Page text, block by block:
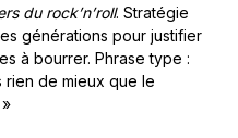
du rock’n’roll. Stratégie
générations pour justifier
à bourrer. Phrase type :
rien de mieux que le